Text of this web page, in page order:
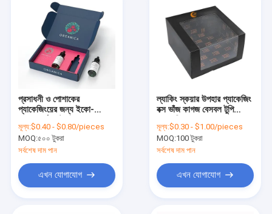
প্রসাধনী ও পোশাকের
প্যাকেজিংয়ের জন্য ইকো-
গলফযুক্ত মেইল বক্স
মূল্য:$0.40 - $0.80/pieces
MOQ:৫০০ টুকরা
সর্বশেষ দাম পান
এখন যোগাযোগ
ল্যাকিং স্কয়ার উপহার প্যাকেজিং
বক্স ভাঁজ কাগজ বেসবল টুপি
মূল্য:$0.30 - $1.00/pieces
MOQ:100 টুকরা
সর্বশেষ দাম পান
এখন যোগাযোগ